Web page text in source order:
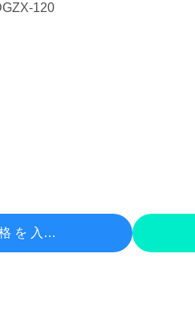
120
を 入手 する